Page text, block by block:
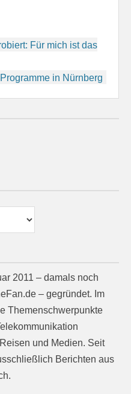
Für mich ist das
in Nürnberg
2011 – damals noch
– gegründet. Im
Themenschwerpunkte
und Medien. Seit
Berichten aus